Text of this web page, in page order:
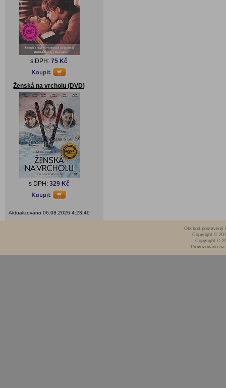
s DPH:75 Kč
Ženská na vrcholu (DVD)
s DPH: 329 Kč
Aktualizováno 06.08.2026 4:23:40
Obchod postavený
Copyright ©
Copyright ©
Provozováno